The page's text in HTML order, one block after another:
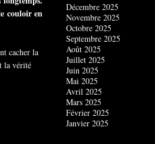
couloir en
cacher la
la vérité
Décembre 2025
Novembre 2025
Octobre 2025
Septembre 2025
Août 2025
Juillet 2025
Juin 2025
Mai 2025
Avril 2025
Mars 2025
Février 2025
Janvier 2025